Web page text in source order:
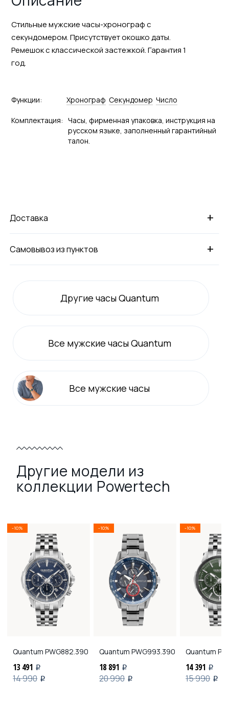
Стильные мужские часы-хронограф с
секундомером. Присутствует окошко даты.
Ремешок с классической застежкой. Гарантия 1
год.
Функции: Хронограф Секундомер Число
Комплектация: Часы, фирменная упаковка, инструкция на
русском языке, заполненный гарантийный
талон.
+
Доставка
+
Самовывоз из пунктов
Другие часы Quantum
Все мужские часы Quantum
Все мужские часы
Другие модели из
коллекции Powertech
-10%
Quantum PWG882.390
13 491 i
14 990 i
-10%
Quantum PWG993.390
18 891 i
20 990 i
-10%
Quantum
14 391 i
15 990 i